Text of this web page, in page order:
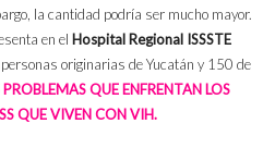
la cantidad podría ser mucho mayor.
en el Hospital Regional ISSSTE
originarias de Yucatán y 150 de
QUE ENFRENTAN LOS
QUE VIVEN CON VIH.